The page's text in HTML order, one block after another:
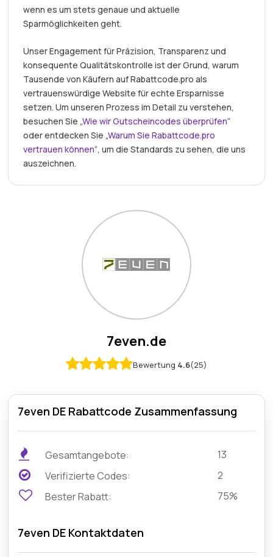
wenn es um stets genaue und aktuelle
Sparmöglichkeiten geht.
Unser Engagement für Präzision, Transparenz und
konsequente Qualitätskontrolle ist der Grund, warum
Tausende von Käufern auf Rabattcode.pro als
vertrauenswürdige Website für echte Ersparnisse
setzen. Um unseren Prozess im Detail zu verstehen,
besuchen Sie „Wie wir Gutscheincodes überprüfen“
oder entdecken Sie „Warum Sie Rabattcode.pro
vertrauen können“, um die Standards zu sehen, die uns
auszeichnen.
7even.de
Bewertung 4.6(25)
7even DE Rabattcode Zusammenfassung
Gesamtangebote:
13
Verifizierte Codes:
2
Bester Rabatt:
75%
7even DE Kontaktdaten